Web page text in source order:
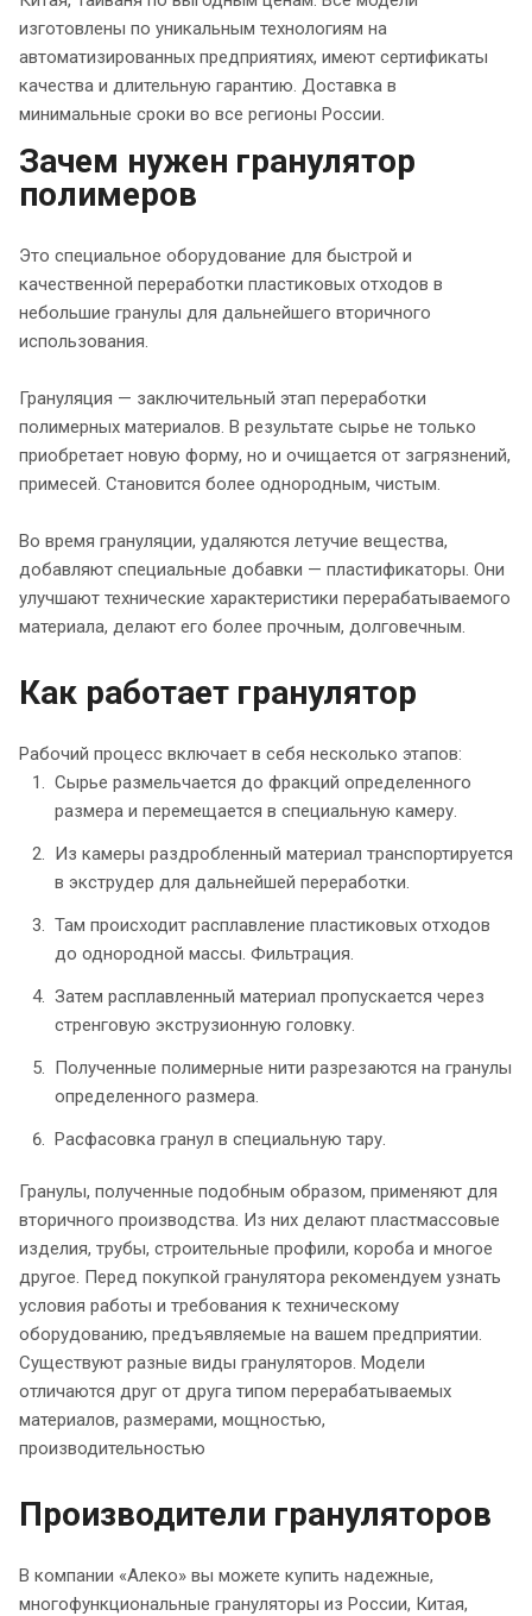
изготовлены по уникальным технологиям на
автоматизированных предприятиях, имеют сертификаты
качества и длительную гарантию. Доставка в
минимальные сроки во все регионы России.
Зачем нужен гранулятор
полимеров
Это специальное оборудование для быстрой и
качественной переработки пластиковых отходов в
небольшие гранулы для дальнейшего вторичного
использования.
Грануляция — заключительный этап переработки
полимерных материалов. В результате сырье не только
приобретает новую форму, но и очищается от загрязнений,
примесей. Становится более однородным, чистым.
Во время грануляции, удаляются летучие вещества,
добавляют специальные добавки — пластификаторы. Они
улучшают технические характеристики перерабатываемого
материала, делают его более прочным, долговечным.
Как работает гранулятор
Рабочий процесс включает в себя несколько этапов:
Сырье размельчается до фракций определенного
размера и перемещается в специальную камеру.
Из камеры раздробленный материал транспортируется
в экструдер для дальнейшей переработки.
Там происходит расплавление пластиковых отходов
до однородной массы. Фильтрация.
Затем расплавленный материал пропускается через
стренговую экструзионную головку.
Полученные полимерные нити разрезаются на гранулы
определенного размера.
Расфасовка гранул в специальную тару.
Гранулы, полученные подобным образом, применяют для
вторичного производства. Из них делают пластмассовые
изделия, трубы, строительные профили, короба и многое
другое. Перед покупкой гранулятора рекомендуем узнать
условия работы и требования к техническому
оборудованию, предъявляемые на вашем предприятии.
Существуют разные виды грануляторов. Модели
отличаются друг от друга типом перерабатываемых
материалов, размерами, мощностью,
производительностью
Производители грануляторов
В компании «Алеко» вы можете купить надежные,
многофункциональные грануляторы из России, Китая,